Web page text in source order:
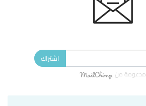
اشتراك
مدعومة من